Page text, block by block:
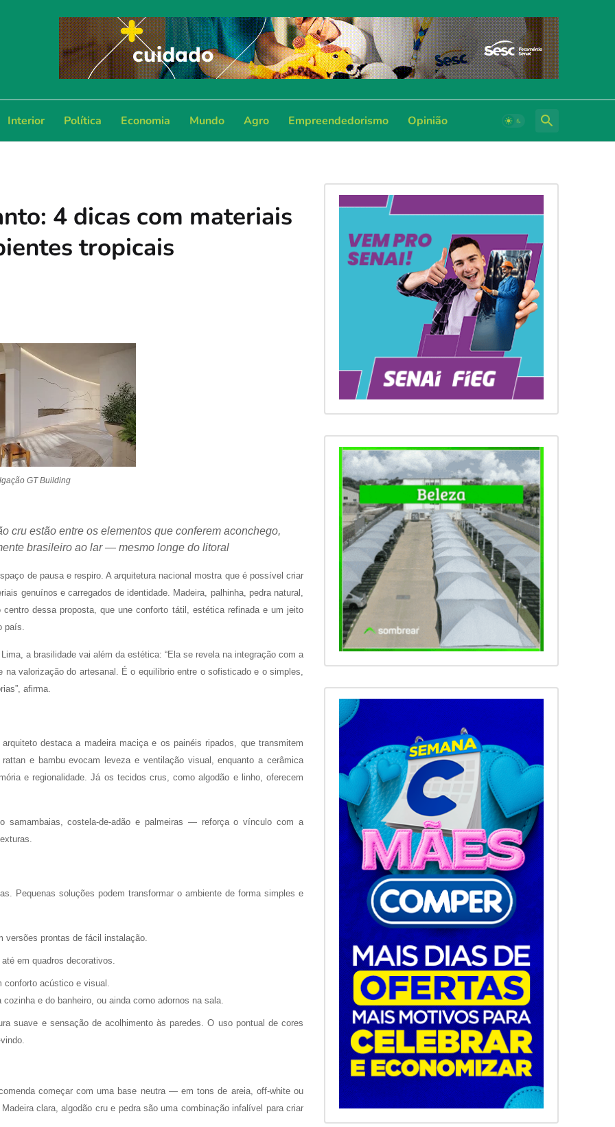
Interior Política Economia Mundo Agro Empreendedorismo Opinião
4 dicas com materiais
tropicais
GT Building
cru estão entre os elementos que conferem aconchego,
brasileiro ao lar — mesmo longe do litoral
de pausa e respiro. A arquitetura nacional mostra que é possível criar
genuínos e carregados de identidade. Madeira, palhinha, pedra natural,
dessa proposta, que une conforto tátil, estética refinada e um jeito
país.
a brasilidade vai além da estética: “Ela se revela na integração com a
valorização do artesanal. É o equilíbrio entre o sofisticado e o simples,
afirma.
destaca a madeira maciça e os painéis ripados, que transmitem
e bambu evocam leveza e ventilação visual, enquanto a cerâmica
e regionalidade. Já os tecidos crus, como algodão e linho, oferecem
costela-de-adão e palmeiras — reforça o vínculo com a
Pequenas soluções podem transformar o ambiente de forma simples e
versões prontas de fácil instalação.
em quadros decorativos.
acústico e visual.
e do banheiro, ou ainda como adornos na sala.
suave e sensação de acolhimento às paredes. O uso pontual de cores
começar com uma base neutra — em tons de areia, off-white ou
clara, algodão cru e pedra são uma combinação infalível para criar